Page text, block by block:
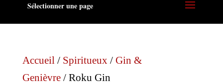
Sélectionner une page
Accueil/ Spiritueux/ Gin &
Genièvre/ Roku Gin